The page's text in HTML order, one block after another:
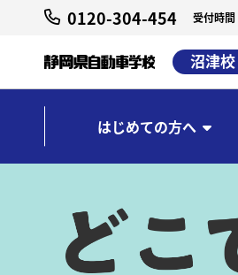
0120-304-454 受付時間
沼津校
はじめての方へ